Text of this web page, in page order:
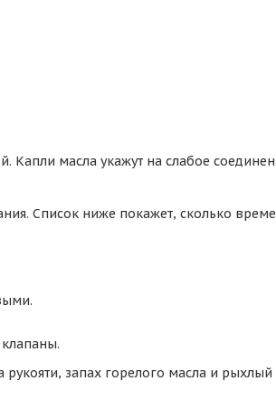
Капли масла укажут на слабое
Список ниже покажет, сколько
рукояти, запах горелого масла и